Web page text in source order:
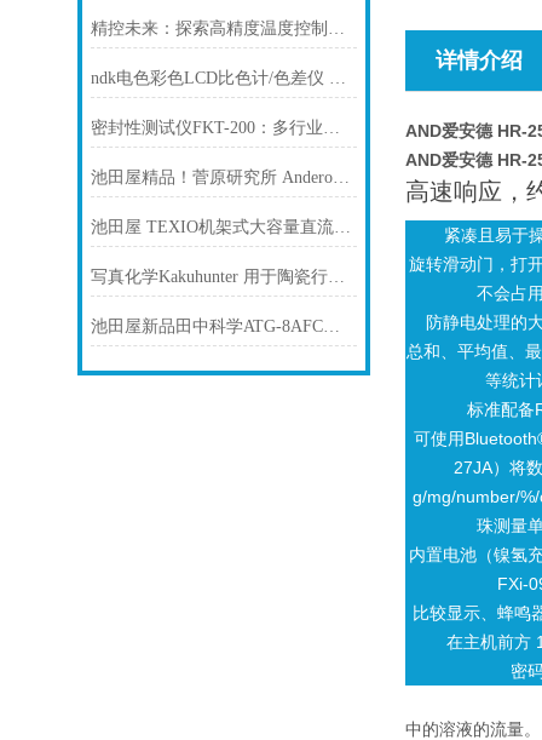
精控未来：探索高精度温度控制器的无限潜能
ndk电色彩色LCD比色计/色差仪 ZE7700
密封性测试仪FKT-200：多行业品质守护的“全能选手“
池田屋精品！菅原研究所 Anderon分析仪 ADA-105 参数介绍
池田屋 TEXIO机架式大容量直流稳压电源 PSU12.5-240
写真化学Kakuhunter 用于陶瓷行业 解决方案 量产级高精度均匀分散
池田屋新品田中科学ATG-8AFC泰格闭口闪点测试仪
详情介绍
AND爱安德 HR-
AND爱安德 HR-
高速响应，
紧凑且易于
旋转滑动门，打
不会占
防静电处理的
总和、平均值、
等统计
标准配备
可使用
27JA）将
g/mg/number/
珠测量
内置电池（镍氢
FXi-
比较显示、蜂鸣
在主机前方
密
中的溶液的流量